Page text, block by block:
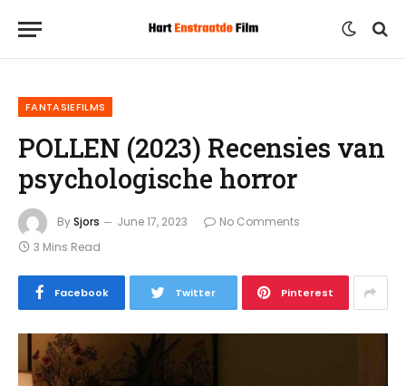
FANTASIEFILMS
POLLEN (2023) Recensies van
psychologische horror
BySjors June 17, 2023
No Comments
3 Mins Read
Facebook Twitter Pinterest